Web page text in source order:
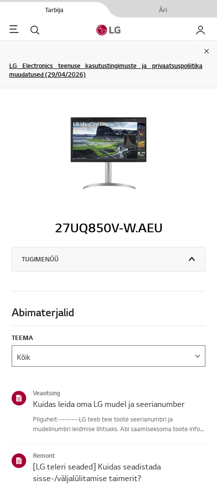
Tarbija Äri
Menu Otsi Minu
LG Electronics teenuse kasutustingimuste ja privaatsuspoliitika
muudatused (29/04/2026)
27UQ850V-W.AEU
TUGIMENÜÜ
Abimaterjalid
TEEMA
Veaotsing
Kuidas leida oma LG mudel ja seerianumber
Pilguheit---------LG teeb teie toote seerianumbri ja
mudelinumbri leidmise lihtsaks. Abi saamiseksoma toote info
võiva...
Remont
[LG teleri seaded] Kuidas seadistada
sisse-/väljalülitamise taimerit?